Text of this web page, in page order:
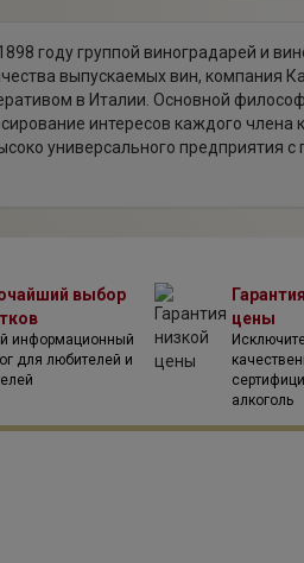
году группой виноградарей и
выпускаемых вин, компания
в Италии. Основной
интересов каждого члена
универсального предприятия
вина, от винодельни до продаж. Эту
компании существуют
зон. На сегодняшний день в
и общая площадь
которых зоны DOC и DOCG. Еще
постоянное
модернизации технологий и
Все это и много другое сделали
выбор
информационный
для любителей и
цены
алкоголь